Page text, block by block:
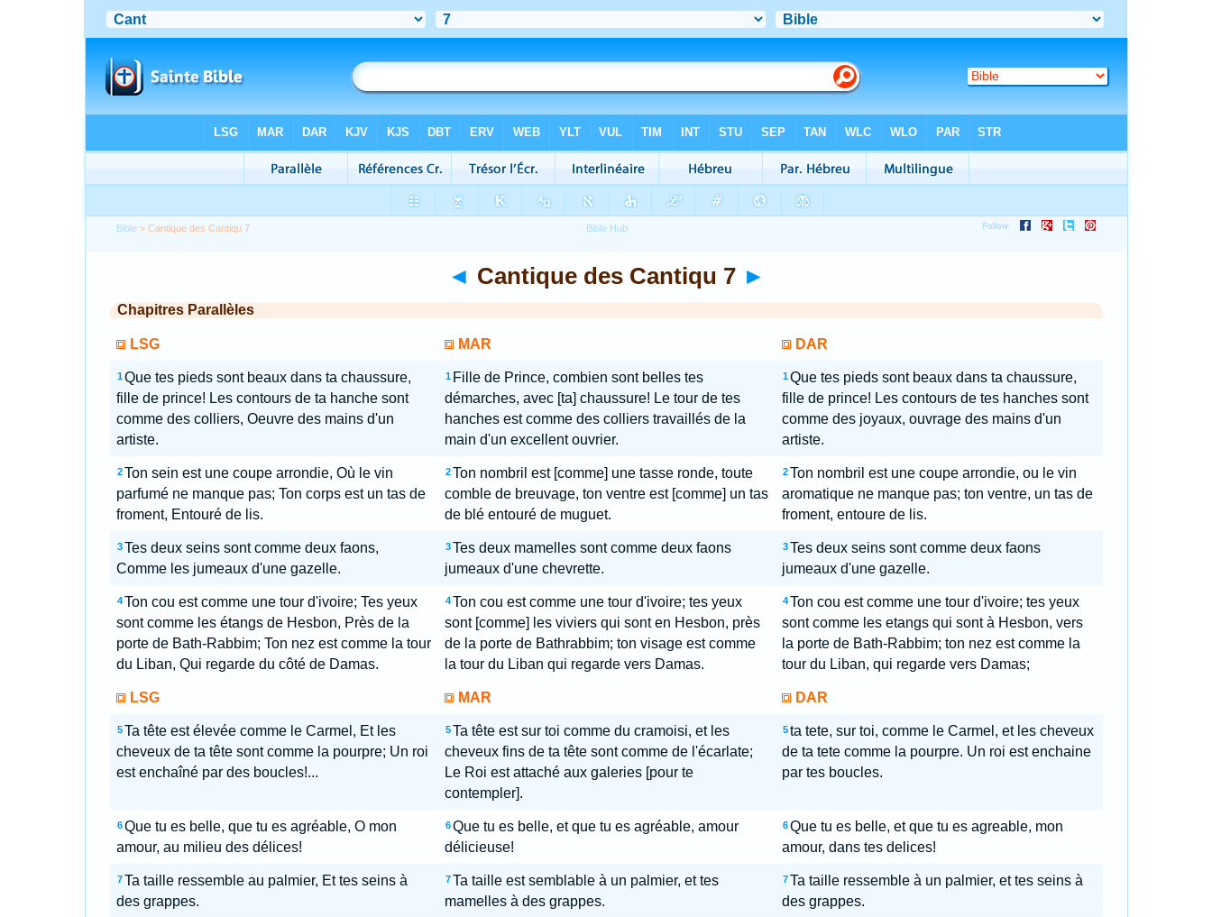
Bible > Cantique des Cantiqu 7
◄ Cantique des Cantiqu 7 ►
Chapitres Parallèles
LSG MAR DAR
1 Que tes pieds sont beaux dans ta chaussure,
fille de prince! Les contours de ta hanche sont
comme des colliers, Oeuvre des mains d'un
artiste.
1 Fille de Prince, combien sont belles tes
démarches, avec [ta] chaussure! Le tour de tes
hanches est comme des colliers travaillés de la
main d'un excellent ouvrier.
1 Que tes pieds sont beaux dans ta chaussure,
fille de prince! Les contours de tes hanches sont
comme des joyaux, ouvrage des mains d'un
artiste.
2 Ton sein est une coupe arrondie, Où le vin
parfumé ne manque pas; Ton corps est un tas de
froment, Entouré de lis.
2 Ton nombril est [comme] une tasse ronde, toute
comble de breuvage, ton ventre est [comme] un tas
de blé entouré de muguet.
2 Ton nombril est une coupe arrondie, ou le vin
aromatique ne manque pas; ton ventre, un tas de
froment, entoure de lis.
3 Tes deux seins sont comme deux faons,
Comme les jumeaux d'une gazelle.
3 Tes deux mamelles sont comme deux faons
jumeaux d'une chevrette.
3 Tes deux seins sont comme deux faons
jumeaux d'une gazelle.
4 Ton cou est comme une tour d'ivoire; Tes yeux
sont comme les étangs de Hesbon, Près de la
porte de Bath-Rabbim; Ton nez est comme la tour
du Liban, Qui regarde du côté de Damas.
4 Ton cou est comme une tour d'ivoire; tes yeux
sont [comme] les viviers qui sont en Hesbon, près
de la porte de Bathrabbim; ton visage est comme
la tour du Liban qui regarde vers Damas.
4 Ton cou est comme une tour d'ivoire; tes yeux
sont comme les etangs qui sont à Hesbon, vers
la porte de Bath-Rabbim; ton nez est comme la
tour du Liban, qui regarde vers Damas;
LSG MAR DAR
5 Ta tête est élevée comme le Carmel, Et les
cheveux de ta tête sont comme la pourpre; Un roi
est enchaîné par des boucles!...
5 Ta tête est sur toi comme du cramoisi, et les
cheveux fins de ta tête sont comme de l'écarlate;
Le Roi est attaché aux galeries [pour te
contempler].
5 ta tete, sur toi, comme le Carmel, et les cheveux
de ta tete comme la pourpre. Un roi est enchaine
par tes boucles.
6 Que tu es belle, que tu es agréable, O mon
amour, au milieu des délices!
6 Que tu es belle, et que tu es agréable, amour
délicieuse!
6 Que tu es belle, et que tu es agreable, mon
amour, dans tes delices!
7 Ta taille ressemble au palmier, Et tes seins à
des grappes.
7 Ta taille est semblable à un palmier, et tes
mamelles à des grappes.
7 Ta taille ressemble à un palmier, et tes seins à
des grappes.